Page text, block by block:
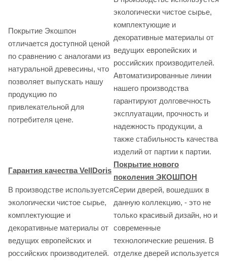
Покрытие Экошпон
отличается доступной ценой
по сравнению с аналогами из
натуральной древесины, что
позволяет выпускать нашу
продукцию по
привлекательной для
потребителя цене.
экологически чистое сырье,
комплектующие и
декоративные материалы от
ведущих европейских и
российских производителей.
Автоматизированные линии
нашего производства
гарантируют долговечность
эксплуатации, прочность и
надежность продукции, а
также стабильность качества
изделий от партии к партии.
Гарантия качества VellDoris
Покрытие нового
поколения ЭКОШПОН
В производстве используется
экологически чистое сырье,
комплектующие и
декоративные материалы от
ведущих европейских и
российских производителей.
Серии дверей, вошедших в
данную коллекцию, - это не
только красивый дизайн, но и
современные
технологические решения. В
отделке дверей используется